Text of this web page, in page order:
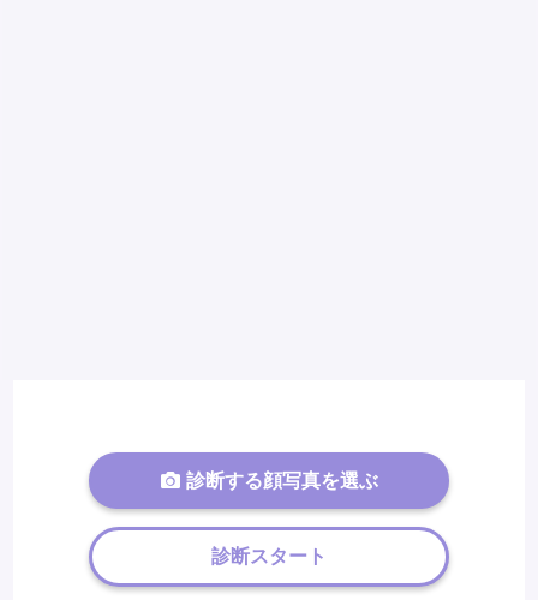
診断する顔写真を選ぶ
診断スタート